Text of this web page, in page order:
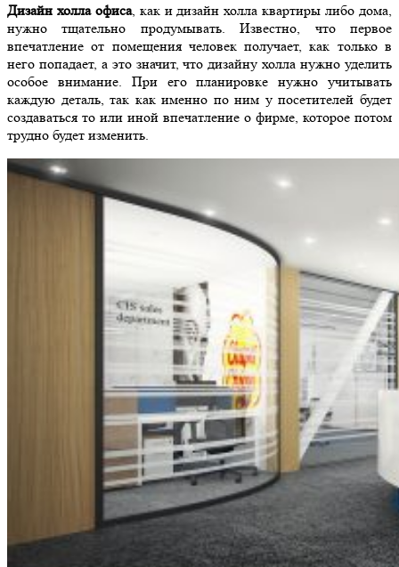
Дизайн холла офиса, как и дизайн холла квартиры либо дома,
нужно тщательно продумывать. Известно, что первое
впечатление от помещения человек получает, как только в
него попадает, а это значит, что дизайну холла нужно уделить
особое внимание. При его планировке нужно учитывать
каждую деталь, так как именно по ним у посетителей будет
создаваться то или иной впечатление о фирме, которое потом
трудно будет изменить.